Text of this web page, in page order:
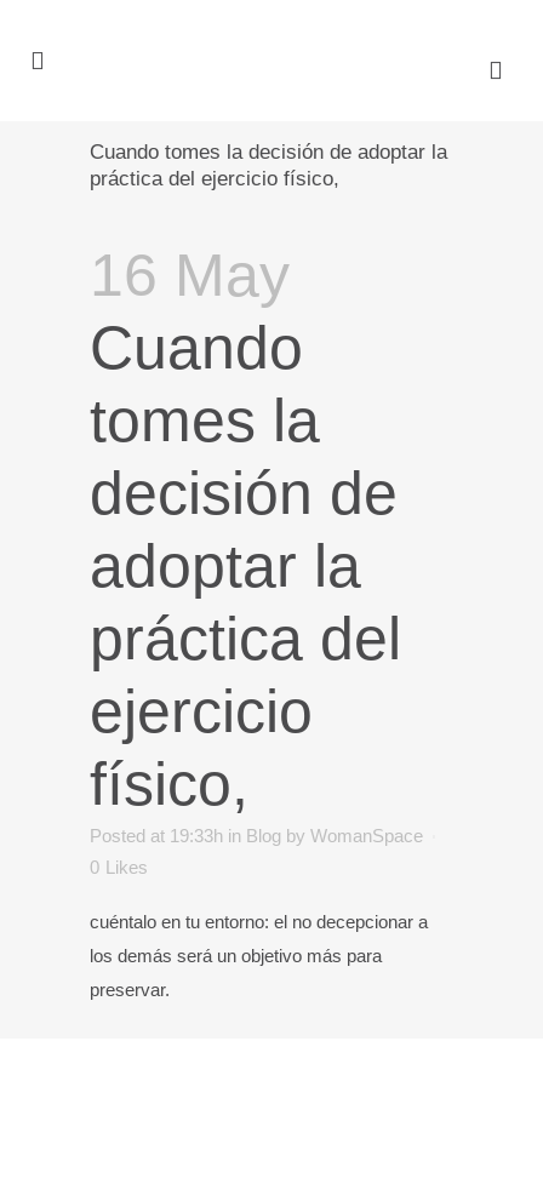
Cuando tomes la decisión de adoptar la
práctica del ejercicio físico,
16 May
Cuando
tomes la
decisión de
adoptar la
práctica del
ejercicio
físico,
Posted at 19:33h in Blog by WomanSpace
0 Likes
cuéntalo en tu entorno: el no decepcionar a
los demás será un objetivo más para
preservar.